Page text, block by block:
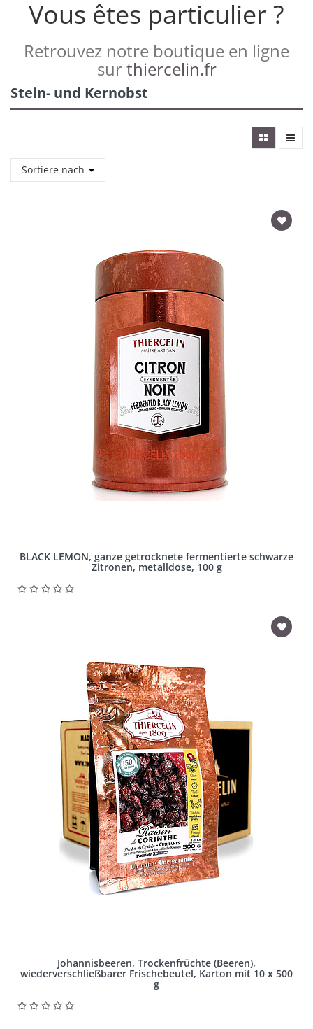
Vous êtes particulier ?
Retrouvez notre boutique en ligne
surthiercelin.fr
Stein- und Kernobst
Sortiere nach
BLACK LEMON, ganze getrocknete fermentierte schwarze
Zitronen, metalldose, 100 g
Johannisbeeren, Trockenfrüchte (Beeren),
wiederverschließbarer Frischebeutel, Karton mit 10 x 500
g